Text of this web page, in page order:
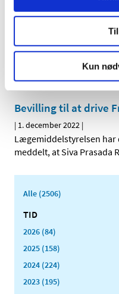
Kun
Opdatering af
for fremstiller- og
|1. december 2022|
Fra 1. januar 2023
kontrakttagere og
Bevilling til at drive
| 1. december 2022 |
Lægemiddelstyrelsen har
meddelt, at Siva Prasada
Alle (2506)
TID
2026 (84)
2025 (158)
2024 (224)
2023 (195)